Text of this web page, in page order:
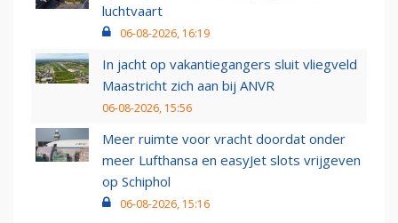
luchtvaart
06-08-2026, 16:19
In jacht op vakantiegangers sluit vliegveld
Maastricht zich aan bij ANVR
06-08-2026, 15:56
Meer ruimte voor vracht doordat onder
meer Lufthansa en easyJet slots vrijgeven
op Schiphol
06-08-2026, 15:16